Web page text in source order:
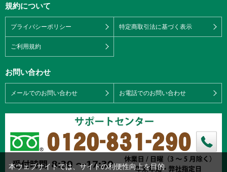
規約について
プライバシーポリシー 特定商取引法に基づく表示
ご利用規約
お問い合わせ
メールでのお問い合わせ お電話でのお問い合わせ
本ウェブサイトでは、サイトの利便性向上を目的